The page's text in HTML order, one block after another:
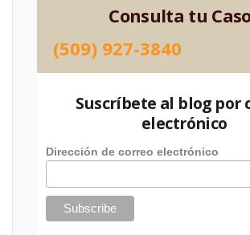
Consulta tu
(509) 927-3840
Suscríbete al blog por
electrónico
Dirección de correo electrónico